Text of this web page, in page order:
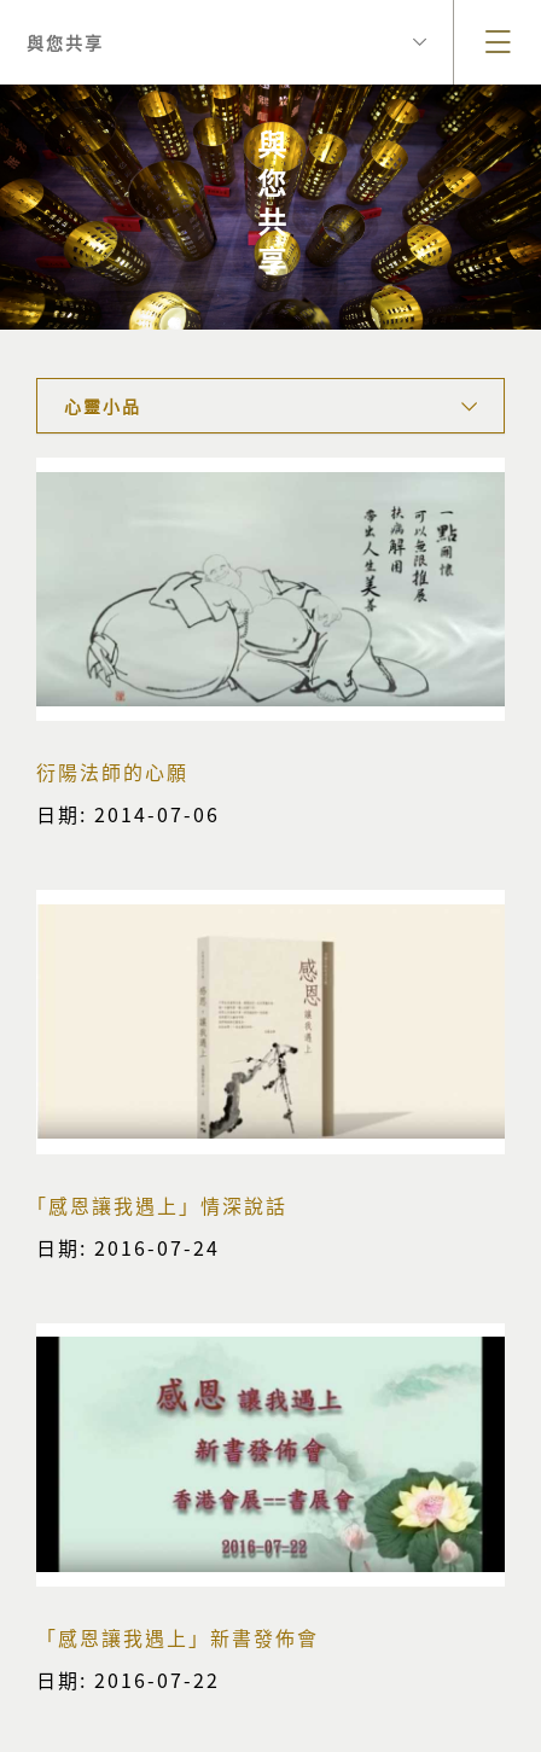
與您共享
與您共享
心靈小品
衍陽法師的心願
日期: 2014-07-06
｢感恩讓我遇上」情深說話
日期: 2016-07-24
「感恩讓我遇上」新書發佈會
日期: 2016-07-22